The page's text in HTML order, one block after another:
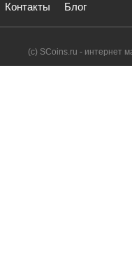
Контакты Блог
(с) SCoins.ru - интернет